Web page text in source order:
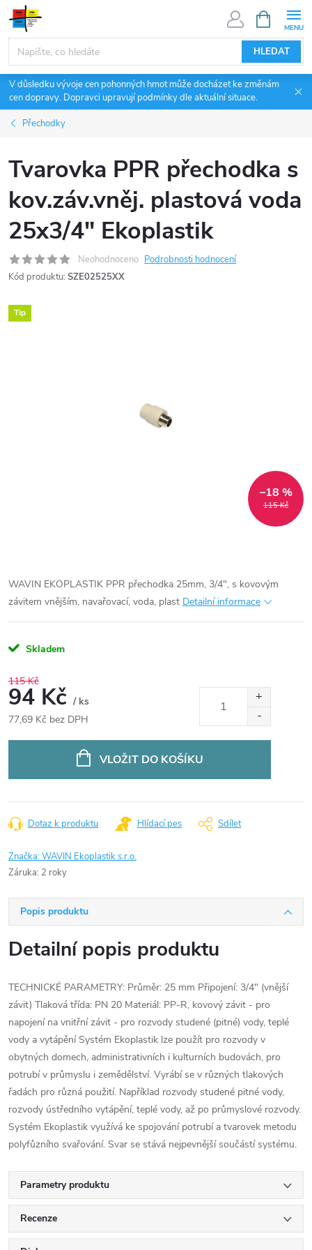
Přejít
obsah
HLEDAT
NÁKUPNÍ
KOŠÍK
V důsledku vývoje cen pohonných hmot může docházet ke změnám
cen dopravy. Dopravci upravují podmínky dle aktuální situace.
Přechodky
Tvarovka PPR přechodka s
kov.záv.vněj. plastová voda
25x3/4" Ekoplastik
Neohodnoceno Podrobnosti hodnocení
Kód produktu: SZE02525XX
Tip
115 Kč
–18 %
WAVIN EKOPLASTIK PPR přechodka 25mm, 3/4", s kovovým
závitem vnějším, navařovací, voda, plast Detailní informace
Skladem
115 Kč
94 Kč / ks
77,69 Kč bez DPH
VLOŽIT DO KOŠÍKU
Dotaz k produktu Hlídací pes Sdílet
Značka:WAVIN Ekoplastik s.r.o.
Záruka: 2 roky
Popis produktu
Detailní popis produktu
TECHNICKÉ PARAMETRY: Průměr: 25 mm Připojení: 3/4" (vnější
závit) Tlaková třída: PN 20 Materiál: PP-R, kovový závit - pro
napojení na vnitřní závit - pro rozvody studené (pitné) vody, teplé
vody a vytápění Systém Ekoplastik lze použít pro rozvody v
obytných domech, administrativních i kulturních budovách, pro
potrubí v průmyslu i zemědělství. Vyrábí se v různých tlakových
řadách pro různá použití. Například rozvody studené pitné vody,
rozvody ústředního vytápění, teplé vody, až po průmyslové rozvody.
Systém Ekoplastik využívá ke spojování potrubí a tvarovek metodu
polyfůzního svařování. Svar se stává nejpevnější součástí systému.
Parametry produktu
Recenze